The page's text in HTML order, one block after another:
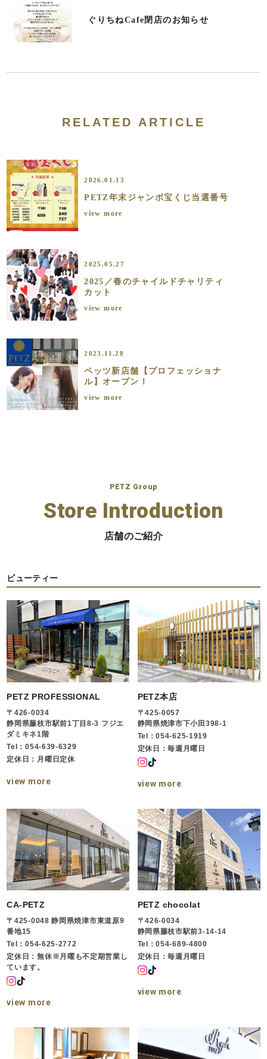
ぐりちねCafe閉店のお知らせ
RELATED ARTICLE
2026.01.13
PETZ年末ジャンボ宝くじ当選番号
view more
2025.05.27
2025／春のチャイルドチャリティ
カット
view more
2023.11.28
ペッツ新店舗【プロフェッショナ
ル】オープン！
view more
PETZ Group
Store Introduction
店舗のご紹介
ビューティー
PETZ PROFESSIONAL
〒426-0034
静岡県藤枝市駅前1丁目8-3 フジエ
ダミキネ1階
Tel：054-639-6329
定休日：月曜日定休
view more
PETZ本店
〒425-0057
静岡県焼津市下小田398-1
Tel：054-625-1919
定休日：毎週月曜日
view more
CA-PETZ
〒425-0048 静岡県焼津市東道原9
番地15
Tel：054-625-2772
定休日：無休※月曜も不定期営業し
ています。
view more
PETZ chocolat
〒426-0034
静岡県藤枝市駅前3-14-14
Tel：054-689-4800
定休日：毎週月曜日
view more